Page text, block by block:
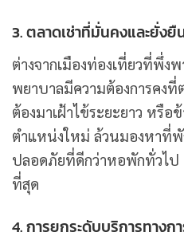
3. ตลาดเช่าที่มั่นคงและยั่งยื
ต่างจากเมืองท่องเที่ยวที่พึ่ง
พยาบาลมีความต้องการคง
ต้องมาเฝ้าไข้ระยะยาว หรือ
ตำแหน่งใหม่ ล้วนมองหาที่
ปลอดภัยที่ดีกว่าหอพักทั่วไป
ที่สุด
4. การยกระดับบริการทาง